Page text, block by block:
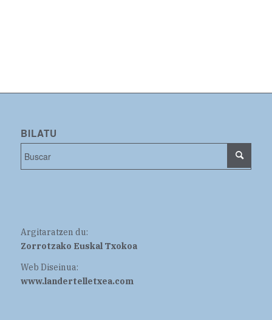
BILATU
Argitaratzen du:
Zorrotzako Euskal Txokoa
Web Diseinua:
www.landertelletxea.com